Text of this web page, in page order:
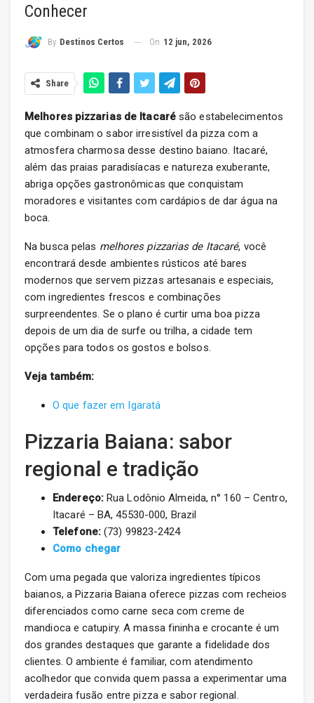
Conhecer
By Destinos Certos On 12 jun, 2026
Share
Melhores pizzarias de Itacarésão estabelecimentos
que combinam o sabor irresistível da pizza com a
atmosfera charmosa desse destino baiano. Itacaré,
além das praias paradisíacas e natureza exuberante,
abriga opções gastronômicas que conquistam
moradores e visitantes com cardápios de dar água na
boca.
Na busca pelas melhores pizzarias de Itacaré, você
encontrará desde ambientes rústicos até bares
modernos que servem pizzas artesanais e especiais,
com ingredientes frescos e combinações
surpreendentes. Se o plano é curtir uma boa pizza
depois de um dia de surfe ou trilha, a cidade tem
opções para todos os gostos e bolsos.
Veja também:
O que fazer em Igaratá
Pizzaria Baiana: sabor
regional e tradição
Endereço:Rua Lodônio Almeida, n° 160 – Centro,
Itacaré – BA, 45530-000, Brazil
Telefone:(73) 99823-2424
Como chegar
Com uma pegada que valoriza ingredientes típicos
baianos, a Pizzaria Baiana oferece pizzas com recheios
diferenciados como carne seca com creme de
mandioca e catupiry. A massa fininha e crocante é um
dos grandes destaques que garante a fidelidade dos
clientes. O ambiente é familiar, com atendimento
acolhedor que convida quem passa a experimentar uma
verdadeira fusão entre pizza e sabor regional.